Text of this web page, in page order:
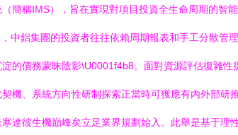
簡稱IMS），旨在實現對項目投資全生命周期的
中鋁集團的投資者往往依賴周期報表和手工分散
的債務蒙昧陰影\U0001f4b8。面對資源評估復雜
機、系統方向性研制探索正當時可獲應有內外部
達彼生機巔峰矣立足業界規劃始入。此舉是基于